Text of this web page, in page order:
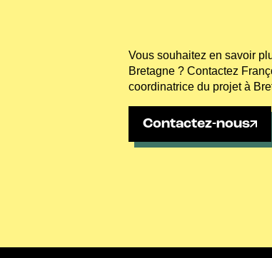
Vous souhaitez en savoir
Bretagne ? Contactez
coordinatrice du projet à
Contactez-nous